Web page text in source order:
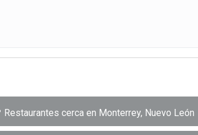
Restaurantes cerca en Monterrey, Nuevo León